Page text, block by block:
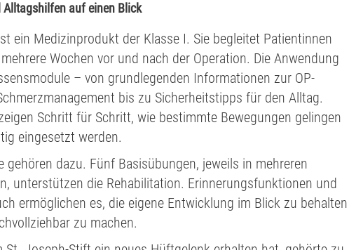
Alltagshilfen auf einen Blick
ein Medizinprodukt der Klasse I. Sie begleitet Patientinnen
Wochen vor und nach der Operation. Die Anwendung
– von grundlegenden Informationen zur OP-
bis zu Sicherheitstipps für den Alltag.
Schritt für Schritt, wie bestimmte Bewegungen gelingen
eingesetzt werden.
gehören dazu. Fünf Basisübungen, jeweils in mehreren
unterstützen die Rehabilitation. Erinnerungsfunktionen und
ermöglichen es, die eigene Entwicklung im Blick zu behalten
zu machen.